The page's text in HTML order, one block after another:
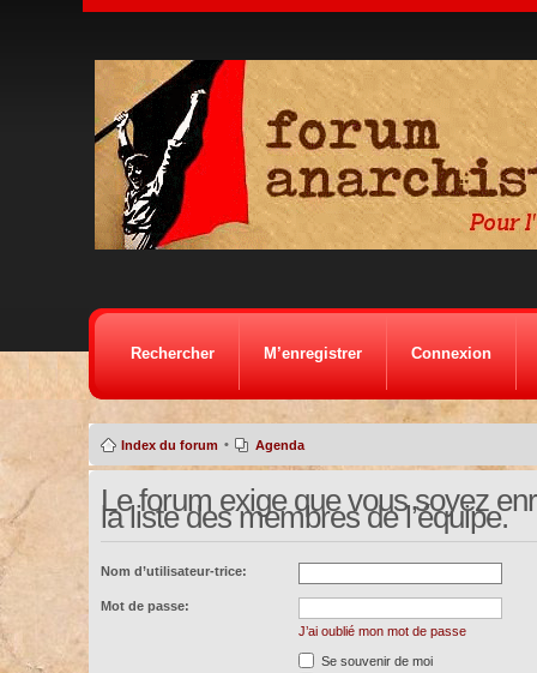
Rechercher M’enregistrer Connexion
Index du forum • Agenda
Le forum exige que vous soyez
la liste des membres de l’équipe.
Nom d’utilisateur-trice:
Mot de passe:
J’ai oublié mon mot de passe
Se souvenir de moi